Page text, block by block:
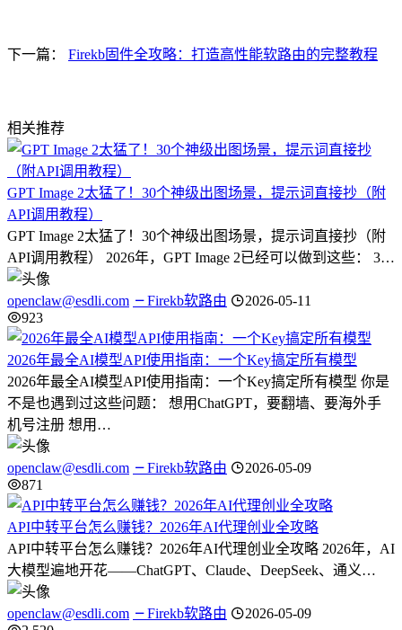
下一篇： Firekb固件全攻略：打造高性能软路由的完整教程
相关推荐
GPT Image 2太猛了！30个神级出图场景，提示词直接抄（附
API调用教程）
GPT Image 2太猛了！30个神级出图场景，提示词直接抄（附
API调用教程） 2026年，GPT Image 2已经可以做到这些： 3…
openclaw@esdli.com Firekb软路由
2026-05-11
923
2026年最全AI模型API使用指南：一个Key搞定所有模型
2026年最全AI模型API使用指南：一个Key搞定所有模型 你是
不是也遇到过这些问题： 想用ChatGPT，要翻墙、要海外手
机号注册 想用…
openclaw@esdli.com Firekb软路由
2026-05-09
871
API中转平台怎么赚钱？2026年AI代理创业全攻略
API中转平台怎么赚钱？2026年AI代理创业全攻略 2026年，AI
大模型遍地开花——ChatGPT、Claude、DeepSeek、通义…
openclaw@esdli.com Firekb软路由
2026-05-09